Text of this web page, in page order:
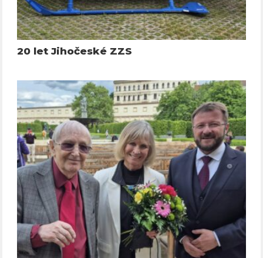
20 let Jihočeské ZZS